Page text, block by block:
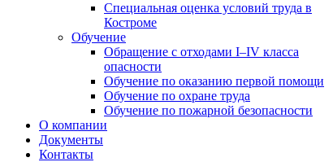
Специальная оценка условий труда в
Костроме
Обучение
Обращение с отходами I–IV класса
опасности
Обучение по оказанию первой помощи
Обучение по охране труда
Обучение по пожарной безопасности
О компании
Документы
Контакты